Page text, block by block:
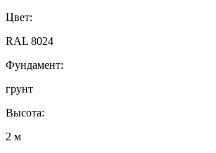
Цвет:
RAL 8024
Фундамент:
грунт
Высота:
2 м